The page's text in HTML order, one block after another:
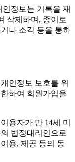
정보는 기록을 재
삭제하며, 종이로
나 소각 등을 통하
인정보 보호를 위
하여 회원가입을
용자가 만 14세 미
법정대리인으로
용, 제공 등의 동